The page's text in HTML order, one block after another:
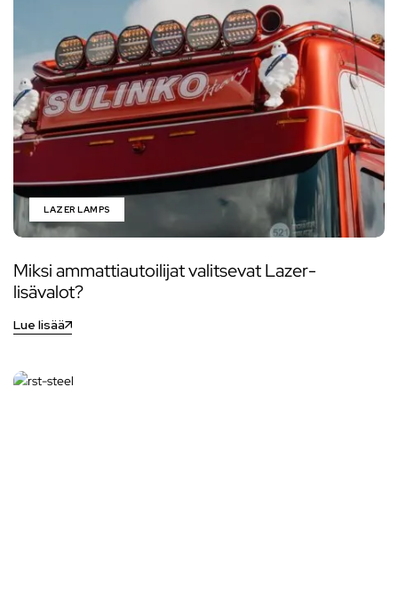
LAZER LAMPS
Miksi ammattiautoilijat valitsevat Lazer-
lisävalot?
Lue lisää